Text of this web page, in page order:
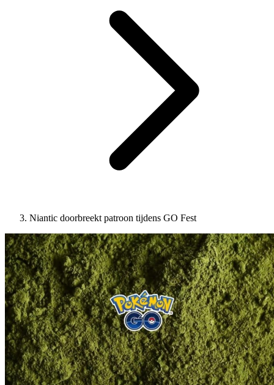
Niantic doorbreekt patroon tijdens GO Fest